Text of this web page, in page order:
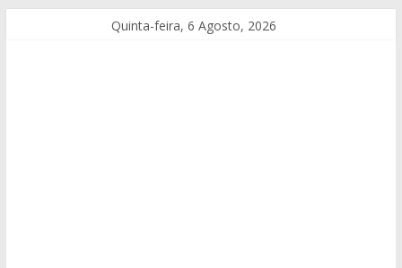
Quinta-feira, 6 Agosto, 2026